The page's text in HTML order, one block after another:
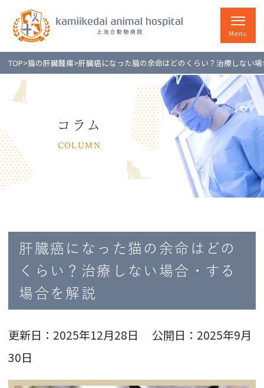
TOP>猫の肝臓腫瘍>肝臓癌になった猫の余命はどのくらい？治療しない
コラム
COLUMN
肝臓癌になった猫の余命はどの
くらい？治療しない場合・する
場合を解説
更新日：2025年12月28日 公開日：2025年9月
30日